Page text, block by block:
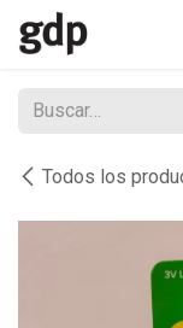
Ir al contenido
Todos los